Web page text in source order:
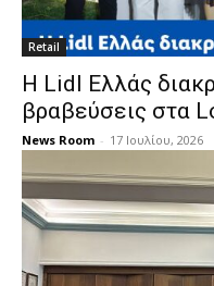
Retail
Η Lidl Ελλάς
βραβεύσεις στα
News Room - 17 Ιουλίου, 2026